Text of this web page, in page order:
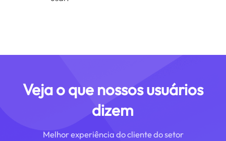
Veja o que nossos usuários
dizem
Melhor experiência do cliente do setor